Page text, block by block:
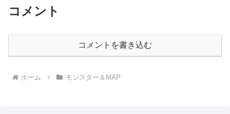
コメント
コメントを書き込む
ホーム モンスター＆MAP